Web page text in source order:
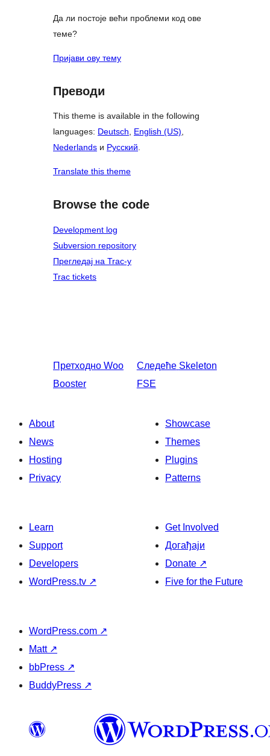
Да ли постоје већи проблеми код ове
теме?
Пријави ову тему
Преводи
This theme is available in the following
languages: Deutsch, English (US),
Nederlands и Русский.
Translate this theme
Browse the code
Development log
Subversion repository
Прегледај на Trac-у
Trac tickets
Претходно Woo
Booster
Следеће Skeleton
FSE
About
News
Hosting
Privacy
Showcase
Themes
Plugins
Patterns
Learn
Support
Developers
WordPress.tv ↗
Get Involved
Догађаји
Donate ↗
Five for the Future
WordPress.com ↗
Matt ↗
bbPress ↗
BuddyPress ↗